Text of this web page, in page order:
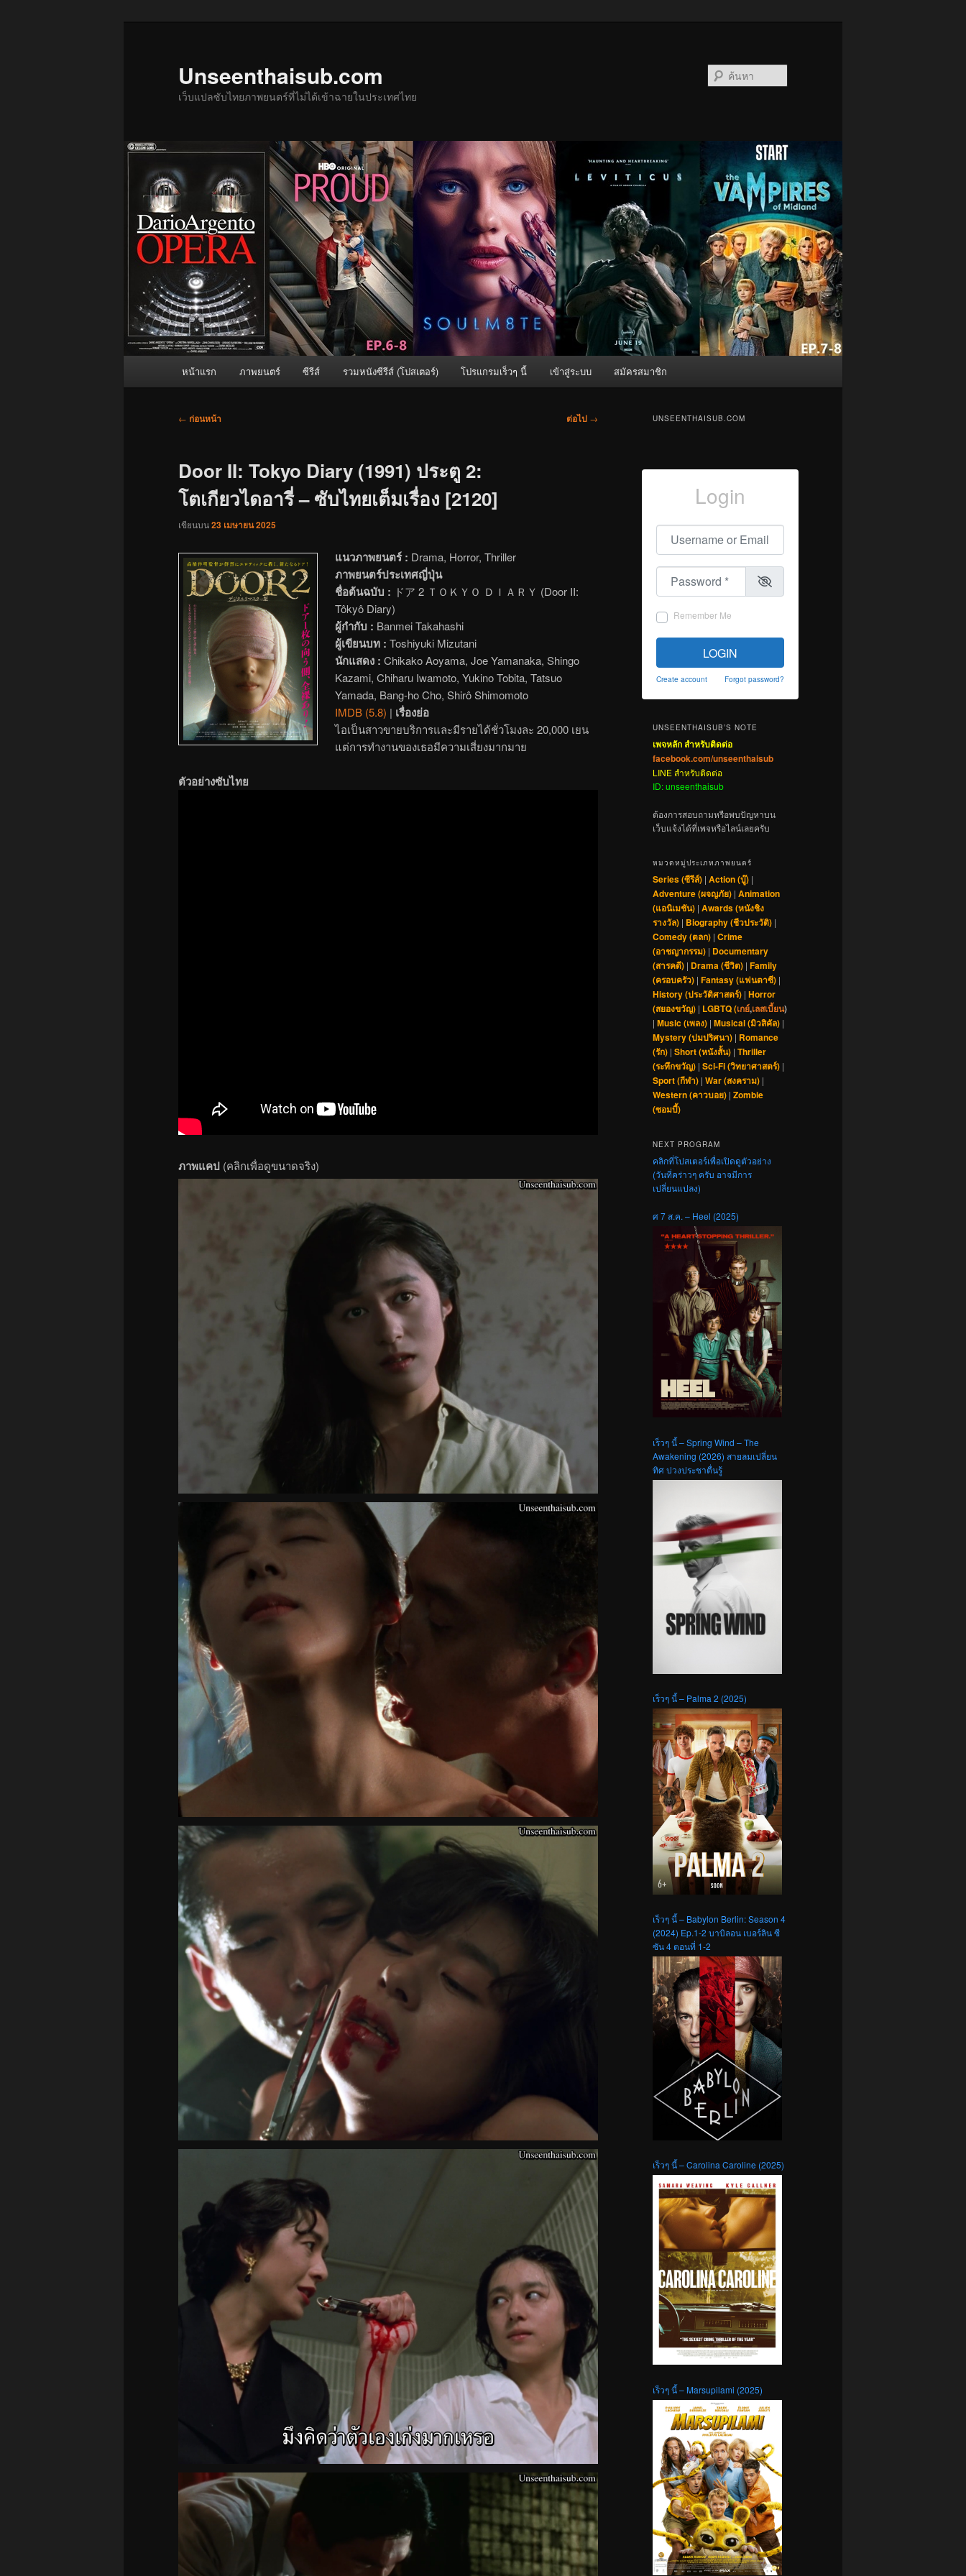
Unseenthaisub.com
เว็บแปลซับไทยภาพยนตร์ที่ไม่ได้เข้าฉายในประเทศไทย
หน้าแรก ภาพยนตร์ ซีรีส์ รวมหนังซีรีส์ (โปสเตอร์) โปรแกรมเร็วๆ นี้ เข้าสู่ระบบ สมัครสมาชิก
เมนู
← ก่อนหน้า ต่อไป →
Door II: Tokyo Diary (1991) ประตู 2:
โตเกียวไดอารี่ – ซับไทยเต็มเรื่อง [2120]
เขียนบน23 เมษายน 2025
แนวภาพยนตร์ : Drama, Horror, Thriller
ภาพยนตร์ประเทศญี่ปุ่น
ชื่อต้นฉบับ : ドア 2 ＴＯＫＹＯ ＤＩＡＲＹ (Door II:
Tôkyô Diary)
ผู้กำกับ : Banmei Takahashi
ผู้เขียนบท : Toshiyuki Mizutani
นักแสดง : Chikako Aoyama, Joe Yamanaka, Shingo
Kazami, Chiharu Iwamoto, Yukino Tobita, Tatsuo
Yamada, Bang-ho Cho, Shirô Shimomoto
IMDB (5.8) | เรื่องย่อ
ไอเป็นสาวขายบริการและมีรายได้ชั่วโมงละ 20,000 เยน
แต่การทำงานของเธอมีความเสี่ยงมากมาย
ตัวอย่างซับไทย
ภาพแคป (คลิกเพื่อดูขนาดจริง)
UNSEENTHAISUB.COM
Login
Username or Email
Password
Remember Me
LOGIN
Create account Forgot password?
UNSEENTHAISUB’S NOTE
เพจหลัก สำหรับติดต่อ
facebook.com/unseenthaisub
LINE สำหรับติดต่อ
ID: unseenthaisub
ต้องการสอบถามหรือพบปัญหาบน
เว็บแจ้งได้ที่เพจหรือไลน์เลยครับ
หมวดหมู่ประเภทภาพยนตร์
Series (ซีรีส์) | Action (บู๊) |
Adventure (ผจญภัย) | Animation
(แอนิเมชัน) | Awards (หนังชิง
รางวัล) | Biography (ชีวประวัติ) |
Comedy (ตลก) | Crime
(อาชญากรรม) | Documentary
(สารคดี) | Drama (ชีวิต) | Family
(ครอบครัว) | Fantasy (แฟนตาซี) |
History (ประวัติศาสตร์) | Horror
(สยองขวัญ) | LGBTQ (เกย์,เลสเบี้ยน)
| Music (เพลง) | Musical (มิวสิคัล) |
Mystery (ปมปริศนา) | Romance
(รัก) | Short (หนังสั้น) | Thriller
(ระทึกขวัญ) | Sci-Fi (วิทยาศาสตร์) |
Sport (กีฬา) | War (สงคราม) |
Western (คาวบอย) | Zombie
(ซอมบี้)
NEXT PROGRAM
คลิกที่โปสเตอร์เพื่อเปิดดูตัวอย่าง
(วันที่คร่าวๆ ครับ อาจมีการ
เปลี่ยนแปลง)
ศ 7 ส.ค. – Heel (2025)
เร็วๆ นี้ – Spring Wind – The
Awakening (2026) สายลมเปลี่ยน
ทิศ ปวงประชาตื่นรู้
เร็วๆ นี้ – Palma 2 (2025)
เร็วๆ นี้ – Babylon Berlin: Season 4
(2024) Ep.1-2 บาบิลอน เบอร์ลิน ซี
ซัน 4 ตอนที่ 1-2
เร็วๆ นี้ – Carolina Caroline (2025)
เร็วๆ นี้ – Marsupilami (2025)